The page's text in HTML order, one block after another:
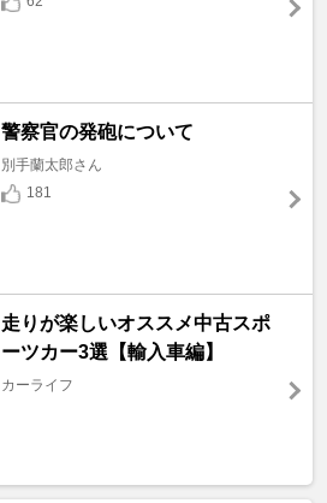
警察官の発砲について
別手蘭太郎さん
181
走りが楽しいオススメ中古スポ
ーツカー3選【輸入車編】
カーライフ